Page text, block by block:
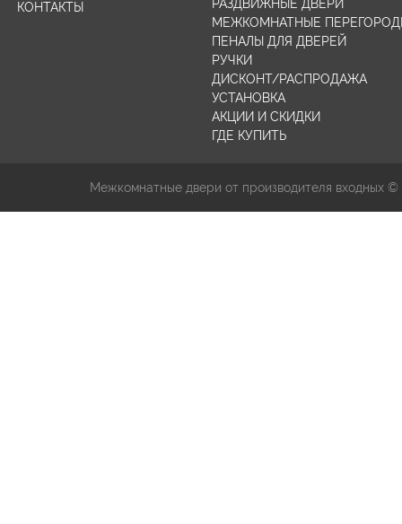
КОНТАКТЫ
РАЗДВИЖНЫЕ ДВЕРИ
МЕЖКОМНАТНЫЕ
ПЕНАЛЫ ДЛЯ ДВЕРЕЙ
РУЧКИ
ДИСКОНТ/РАСПРОДАЖА
УСТАНОВКА
АКЦИИ И СКИДКИ
ГДЕ КУПИТЬ
Межкомнатные двери от производителя входных